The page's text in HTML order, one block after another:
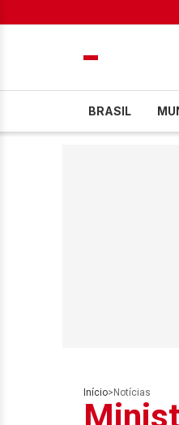
BRASIL
Início> Notícias